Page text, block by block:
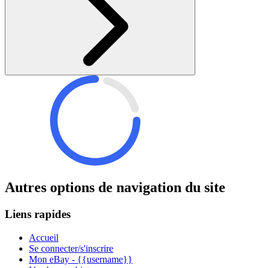
Autres options de navigation du site
Liens rapides
Accueil
Se connecter/s'inscrire
Mon eBay - {{username}}